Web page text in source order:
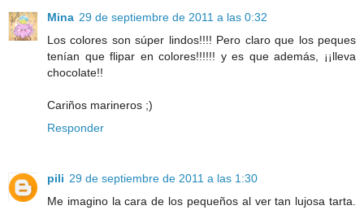
Mina 29 de septiembre de 2011 a las 0:32
Los colores son súper lindos!!!! Pero claro que los peques
tenían que flipar en colores!!!!!! y es que además, ¡¡lleva
chocolate!!
Cariños marineros ;)
Responder
pili 29 de septiembre de 2011 a las 1:30
Me imagino la cara de los pequeños al ver tan lujosa tarta.